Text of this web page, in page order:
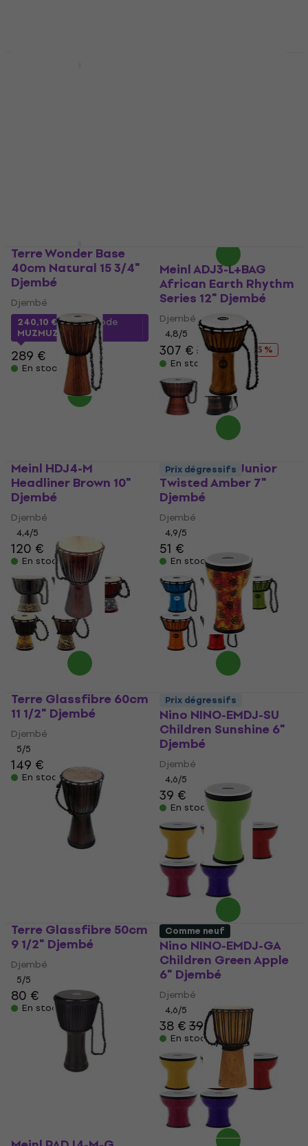
Terre Wonder Base
40cm Natural 15 3/4"
Djembé
Djembé
240,10 €avec le code
MUZMUZ-15
289 €
En stock
Meinl ADJ3-L+BAG
African Earth Rhythm
Series 12" Djembé
Djembé
4,8/5
307 €322 €
- 5 %
En stock
Meinl HDJ4-M
Headliner Brown 10"
Djembé
Djembé
4,4/5
120 €
En stock
Meinl JRD-TA Junior
Twisted Amber 7"
Djembé
Djembé
4,9/5
51 €
En stock
Terre Glassfibre 60cm
11 1/2" Djembé
Djembé
5/5
149 €
En stock
Prix dégressifs
Nino NINO-EMDJ-SU
Children Sunshine 6"
Djembé
Djembé
4,6/5
39 €
En stock
Terre Glassfibre 50cm
9 1/2" Djembé
Djembé
5/5
80 €
En stock
Prix dégressifs
Nino NINO-EMDJ-GA
Children Green Apple
6" Djembé
Djembé
4,6/5
38 €39 €
En stock
Comme neuf